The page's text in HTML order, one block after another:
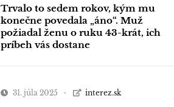
Trvalo to sedem rokov, kým mu
konečne povedala „áno“. Muž
požiadal ženu o ruku 43-krát, ich
príbeh vás dostane
31. júla 2025 interez.sk